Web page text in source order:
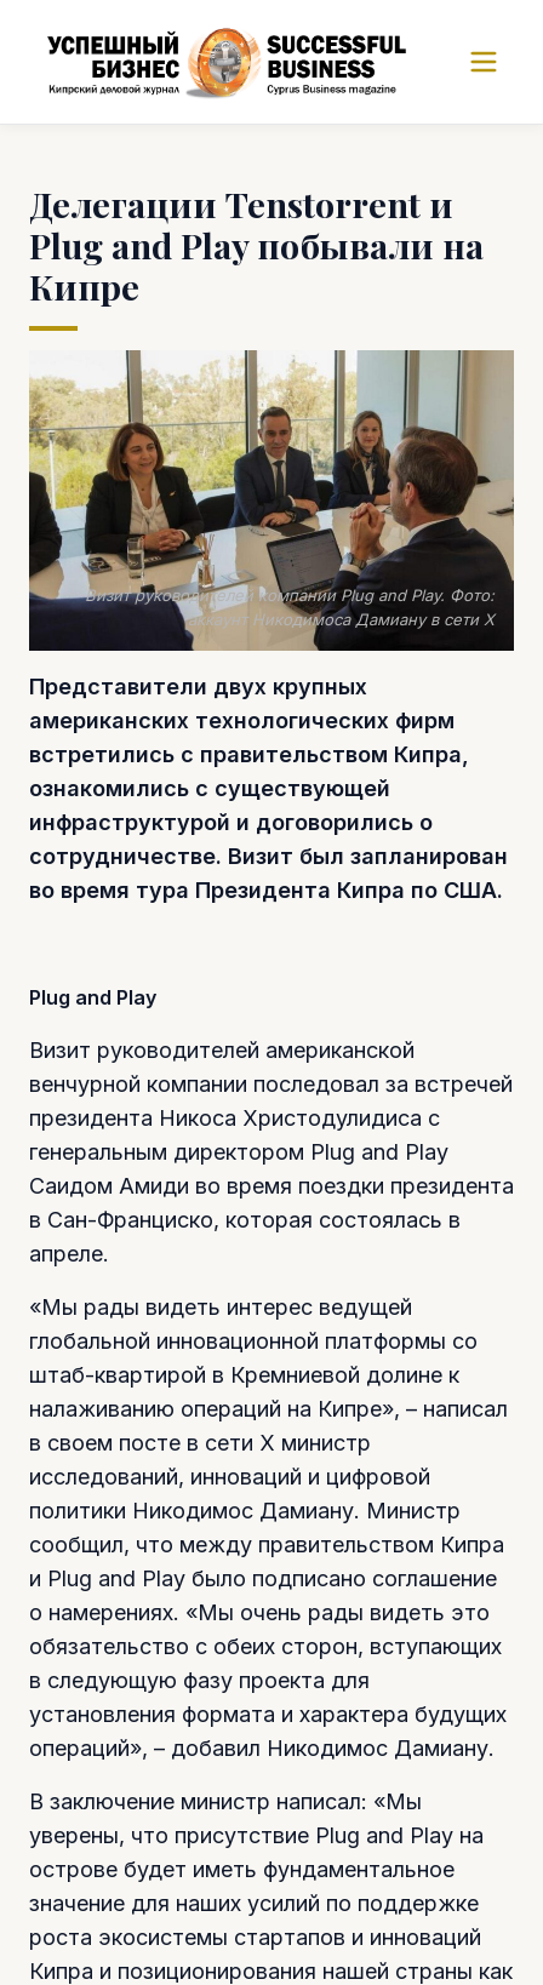
Делегации Tenstorrent и
Plug and Play побывали на
Кипре
Визит руководителей компании Plug and Play. Фото:
аккаунт Никодимоса Дамиану в сети Х
Представители двух крупных
американских технологических фирм
встретились с правительством Кипра,
ознакомились с существующей
инфраструктурой и договорились о
сотрудничестве. Визит был запланирован
во время тура Президента Кипра по США.
Plug and Play
Визит руководителей американской
венчурной компании последовал за встречей
президента Никоса Христодулидиса с
генеральным директором Plug and Play
Саидом Амиди во время поездки президента
в Сан-Франциско, которая состоялась в
апреле.
«Мы рады видеть интерес ведущей
глобальной инновационной платформы со
штаб-квартирой в Кремниевой долине к
налаживанию операций на Кипре», – написал
в своем посте в сети X министр
исследований, инноваций и цифровой
политики Никодимос Дамиану. Министр
сообщил, что между правительством Кипра
и Plug and Play было подписано соглашение
о намерениях. «Мы очень рады видеть это
обязательство с обеих сторон, вступающих
в следующую фазу проекта для
установления формата и характера будущих
операций», – добавил Никодимос Дамиану.
В заключение министр написал: «Мы
уверены, что присутствие Plug and Play на
острове будет иметь фундаментальное
значение для наших усилий по поддержке
роста экосистемы стартапов и инноваций
Кипра и позиционирования нашей страны как